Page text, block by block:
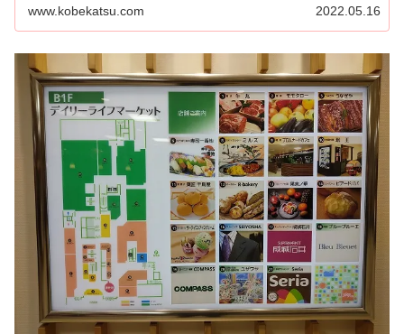
www.kobekatsu.com 2022.05.16